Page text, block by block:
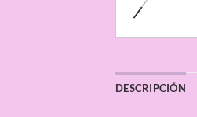
DESCRIPCIÓN